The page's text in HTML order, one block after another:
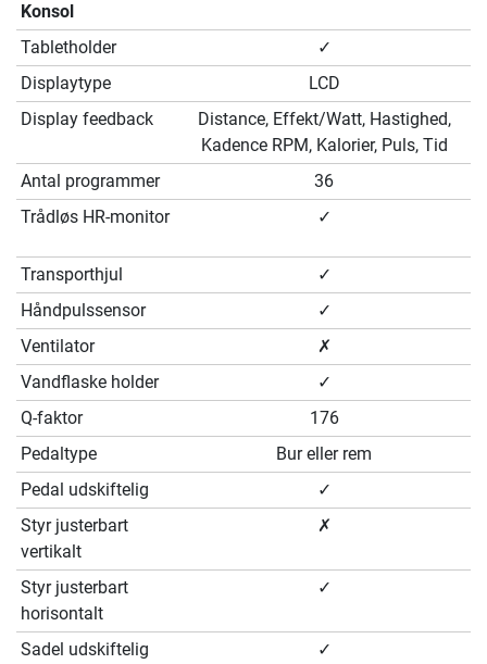
Konsol
Tabletholder
✓
Displaytype
LCD
Display feedback
Distance, Effekt/Watt, Hastighed,
Kadence RPM, Kalorier, Puls, Tid
Antal programmer
36
Trådløs HR-monitor
✓
Transporthjul
✓
Håndpulssensor
✓
Ventilator
✗
Vandflaske holder
✓
Q-faktor
176
Pedaltype
Bur eller rem
Pedal udskiftelig
✓
Styr justerbart
vertikalt
✗
Styr justerbart
horisontalt
✓
Sadel udskiftelig
✓